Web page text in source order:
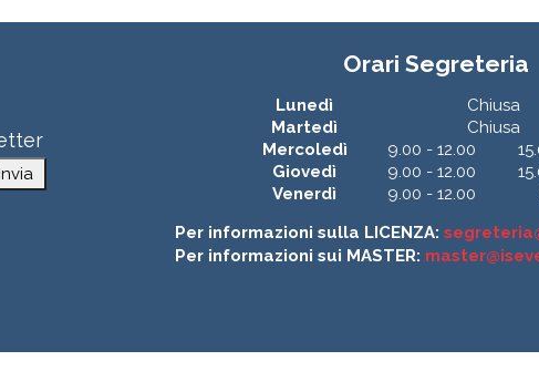
Orari Segreteria
Lunedì
Chiusa
Martedì
Chiusa
Mercoledì
9.00 - 12.00
Giovedì
9.00 - 12.00
Venerdì
9.00 - 12.00
Per informazioni sulla LICENZA:
Per informazioni sui MASTER: